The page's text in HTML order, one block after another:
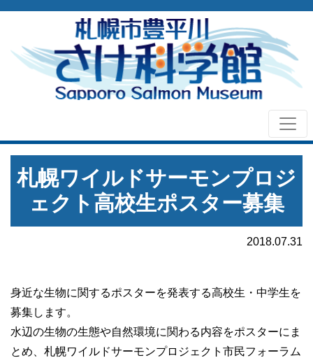
札幌ワイルドサーモンプロジ
ェクト高校生ポスター募集
2018.07.31
身近な生物に関するポスターを発表する高校生・中学生を
募集します。
水辺の生物の生態や自然環境に関わる内容をポスターにま
とめ、札幌ワイルドサーモンプロジェクト市民フォーラム